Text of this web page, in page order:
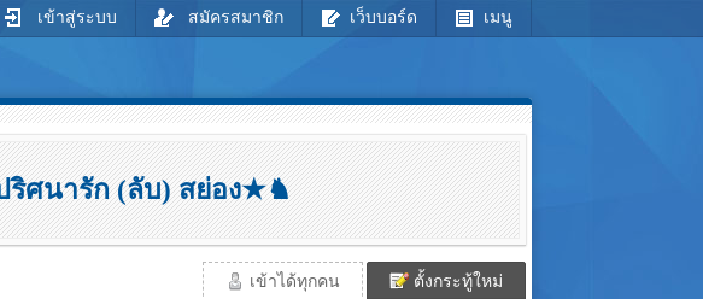
เข้าสู่ระบบ สมัครสมาชิก เว็บบอร์ด เมนู
ริศนารัก (ลับ) สย่อง★♞
เข้าได้ทุกคน ตั้งกระทู้ใหม่